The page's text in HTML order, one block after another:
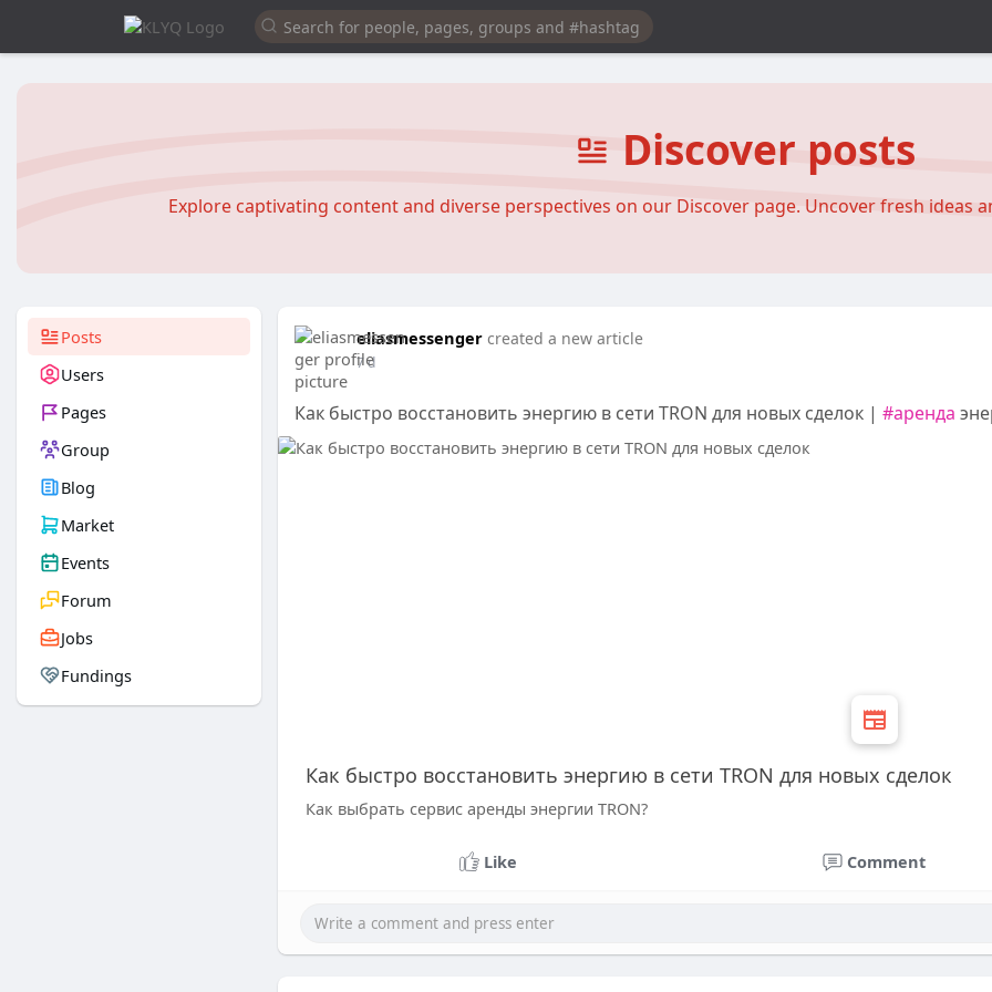
Discover posts
Explore captivating content and diverse perspectives on our Discover page. Uncover fresh ideas
Posts
Users
Pages
Group
Blog
Market
Events
Forum
Jobs
Fundings
eliasmessenger created a new article
7 d
Как быстро восстановить энергию в сети TRON для новых сделок | #аренда
Как быстро восстановить энергию в сети TRON для новых сделок
Как выбрать сервис аренды энергии TRON?
Like Comment